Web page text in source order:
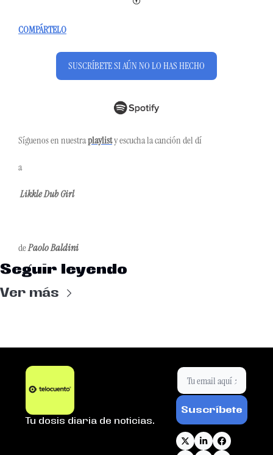
COMPÁRTELO
SUSCRÍBETE SI AÚN NO LO HAS HECHO
Síguenos en nuestra playlist y escucha la canción del dí
a
Likkle Dub Girl
de Paolo Baldini
Seguir leyendo
Ver más
Tu dosis diaria de noticias.
Suscríbete